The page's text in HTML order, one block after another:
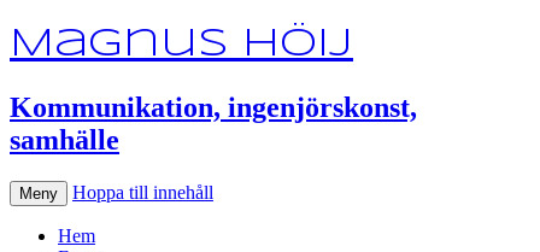
Magnus Höij
Kommunikation, ingenjörskonst,
samhälle
Meny Hoppa till innehåll
Hem